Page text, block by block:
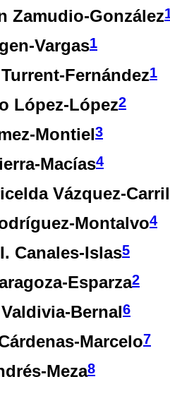
Zamudio-González
Vargas1
Fernández1
López-López2
Montiel3
Macías4
Vázquez-
Montalvo4
Canales-Islas5
Esparza2
Bernal6
Marcelo7
Meza8